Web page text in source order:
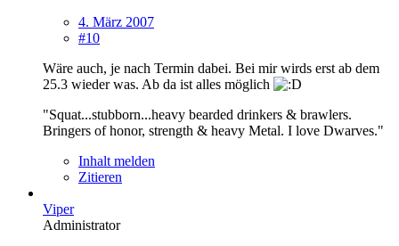
4. März 2007
#10
Wäre auch, je nach Termin dabei. Bei mir wirds erst ab dem
25.3 wieder was. Ab da ist alles möglich
"Squat...stubborn...heavy bearded drinkers & brawlers.
Bringers of honor, strength & heavy Metal. I love Dwarves."
Inhalt melden
Zitieren
Viper
Administrator